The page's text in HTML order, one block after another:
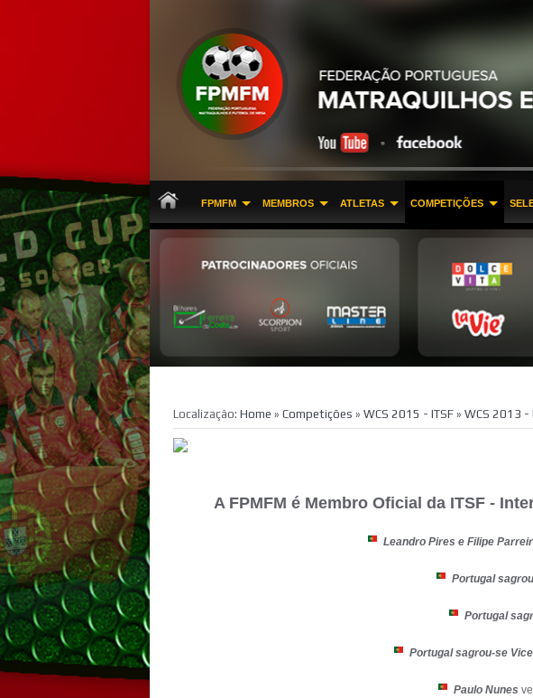
FPMFM MEMBROS ATLETAS COMPETIÇÕES
Localização: Home » Competições » WCS 2015 - ITSF » WCS 2013 -
A FPMFM é Membro Oficial da ITSF -
Leandro Pires e Filipe
Portugal
Portugal
Portugal sagrou-se
Paulo Nunes